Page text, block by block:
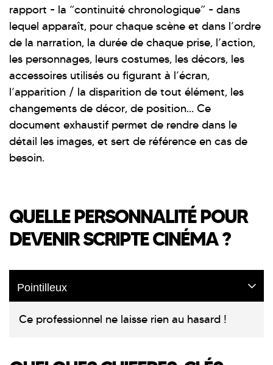
rapport - la “continuité chronologique” - dans
lequel apparaît, pour chaque scène et dans l’ordre
de la narration, la durée de chaque prise, l’action,
les personnages, leurs costumes, les décors, les
accessoires utilisés ou figurant à l’écran,
l’apparition / la disparition de tout élément, les
changements de décor, de position… Ce
document exhaustif permet de rendre dans le
détail les images, et sert de référence en cas de
besoin.
QUELLE PERSONNALITÉ POUR
DEVENIR SCRIPTE CINÉMA ?
Pointilleux
Ce professionnel ne laisse rien au hasard !